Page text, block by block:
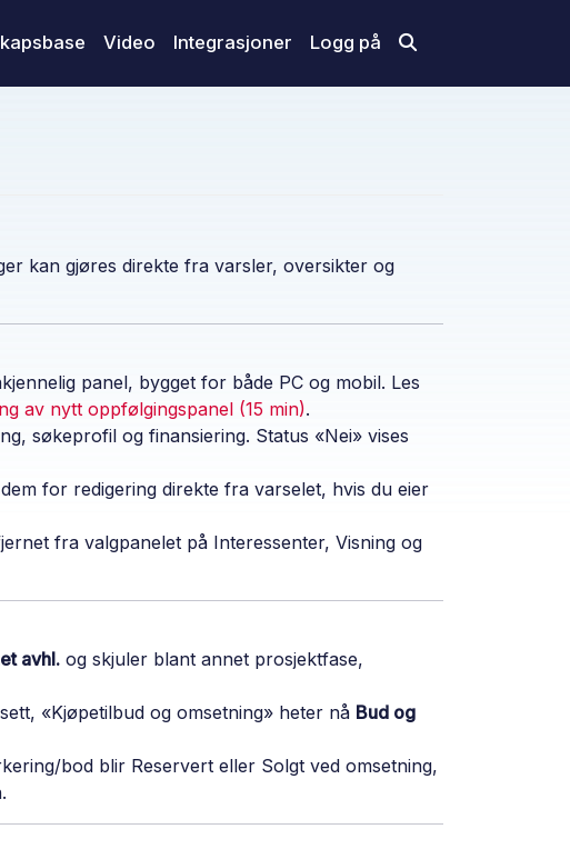
Video Integrasjoner Logg på
kan gjøres direkte fra varsler, oversikter og
panel, bygget for både PC og mobil. Les
av nytt oppfølgingspanel (15 min).
søkeprofil og finansiering. Status «Nei» vises
for redigering direkte fra varselet, hvis du eier
fra valgpanelet på Interessenter, Visning og
avhl. og skjuler blant annet prosjektfase,
«Kjøpetilbud og omsetning» heter nå Bud og
bod blir Reservert eller Solgt ved omsetning,